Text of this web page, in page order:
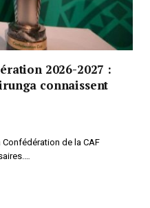
2026-2027 :
connaissent
de la CAF